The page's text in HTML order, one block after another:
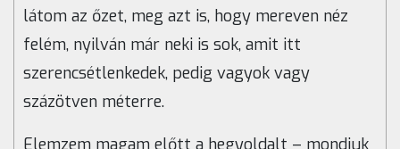
látom az őzet, meg azt is, hogy mereven néz
felém, nyilván már neki is sok, amit itt
szerencsétlenkedek, pedig vagyok vagy
százötven méterre.